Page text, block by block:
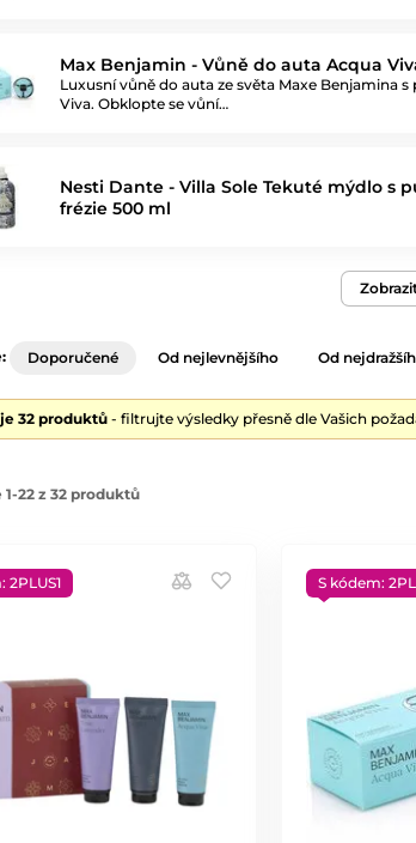
Max Benjamin - Vůně do auta Acqua
Luxusní vůně do auta ze světa Maxe Benjamina
Viva. Obklopte se vůní…
Nesti Dante - Villa Sole Tekuté mýdlo s
frézie 500 ml
Doporučené Od nejlevnějšího Od
32 produktů - filtrujte výsledky přesně dle Vašich
22 z 32 produktů
2PLUS1 S kódem: